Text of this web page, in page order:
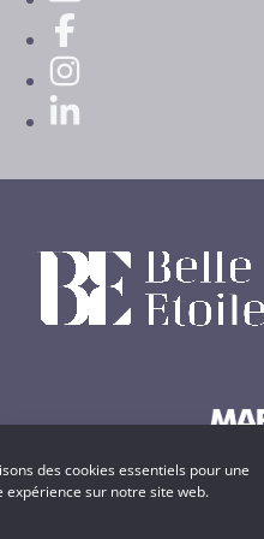
des cookies essentiels pour une
expérience sur notre site web.
Powered by
copyright ©